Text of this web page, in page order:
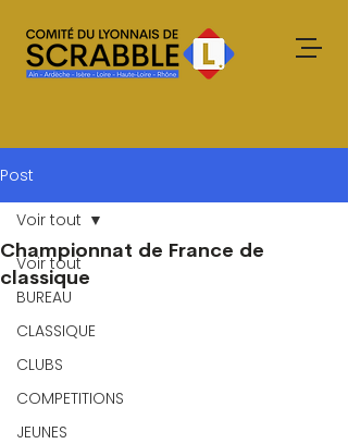
Post
Voir tout
BUREAU
CLASSIQUE
CLUBS
COMPETITIONS
JEUNES
Voir tout
Championnat de France de
classique